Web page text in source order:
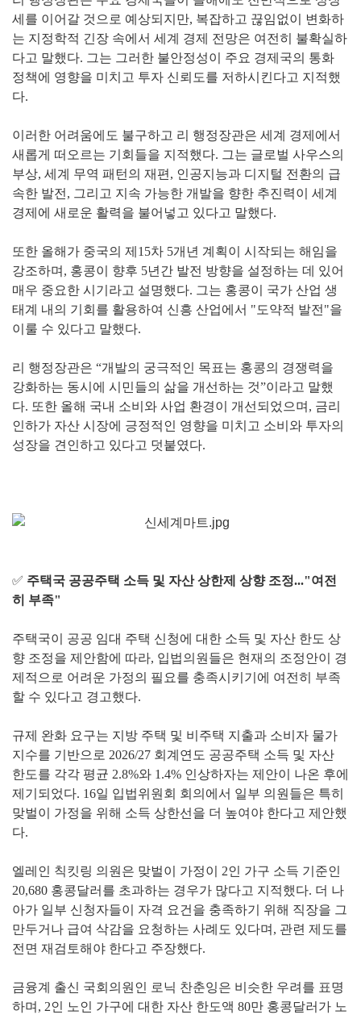
세를 이어갈 것으로 예상되지만, 복잡하고 끊임없이 변화하
는 지정학적 긴장 속에서 세계 경제 전망은 여전히 불확실하
다고 말했다. 그는 그러한 불안정성이 주요 경제국의 통화
정책에 영향을 미치고 투자 신뢰도를 저하시킨다고 지적했
다.
이러한 어려움에도 불구하고 리 행정장관은 세계 경제에서
새롭게 떠오르는 기회들을 지적했다. 그는 글로벌 사우스의
부상, 세계 무역 패턴의 재편, 인공지능과 디지털 전환의 급
속한 발전, 그리고 지속 가능한 개발을 향한 추진력이 세계
경제에 새로운 활력을 불어넣고 있다고 말했다.
또한 올해가 중국의 제15차 5개년 계획이 시작되는 해임을
강조하며, 홍콩이 향후 5년간 발전 방향을 설정하는 데 있어
매우 중요한 시기라고 설명했다. 그는 홍콩이 국가 산업 생
태계 내의 기회를 활용하여 신흥 산업에서 "도약적 발전"을
이룰 수 있다고 말했다.
리 행정장관은 “개발의 궁극적인 목표는 홍콩의 경쟁력을
강화하는 동시에 시민들의 삶을 개선하는 것”이라고 말했
다. 또한 올해 국내 소비와 사업 환경이 개선되었으며, 금리
인하가 자산 시장에 긍정적인 영향을 미치고 소비와 투자의
성장을 견인하고 있다고 덧붙였다.
✅ 주택국 공공주택 소득 및 자산 상한제 상향 조정..."여전
히 부족"
주택국이 공공 임대 주택 신청에 대한 소득 및 자산 한도 상
향 조정을 제안함에 따라, 입법의원들은 현재의 조정안이 경
제적으로 어려운 가정의 필요를 충족시키기에 여전히 부족
할 수 있다고 경고했다.
규제 완화 요구는 지방 주택 및 비주택 지출과 소비자 물가
지수를 기반으로 2026/27 회계연도 공공주택 소득 및 자산
한도를 각각 평균 2.8%와 1.4% 인상하자는 제안이 나온 후에
제기되었다. 16일 입법위원회 회의에서 일부 의원들은 특히
맞벌이 가정을 위해 소득 상한선을 더 높여야 한다고 제안했
다.
엘레인 칙킷링 의원은 맞벌이 가정이 2인 가구 소득 기준인
20,680 홍콩달러를 초과하는 경우가 많다고 지적했다. 더 나
아가 일부 신청자들이 자격 요건을 충족하기 위해 직장을 그
만두거나 급여 삭감을 요청하는 사례도 있다며, 관련 제도를
전면 재검토해야 한다고 주장했다.
금융계 출신 국회의원인 로닉 찬춘잉은 비슷한 우려를 표명
하며, 2인 노인 가구에 대한 자산 한도액 80만 홍콩달러가 노